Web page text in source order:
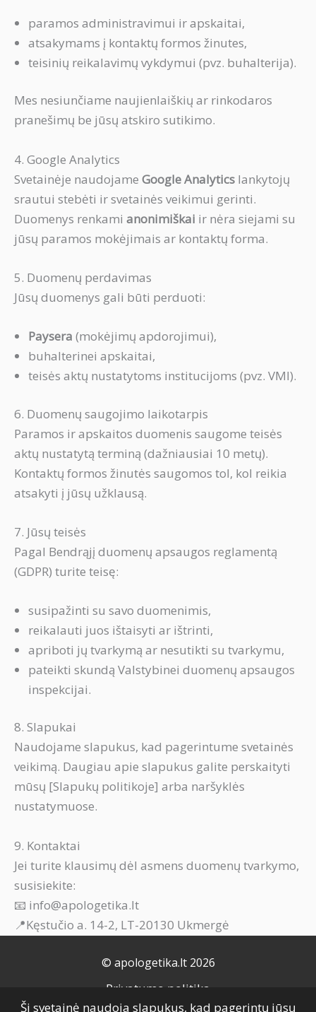
paramos administravimui ir apskaitai,
atsakymams į kontaktų formos žinutes,
teisinių reikalavimų vykdymui (pvz. buhalterija).
Mes nesiunčiame naujienlaiškių ar rinkodaros
pranešimų be jūsų atskiro sutikimo.
4. Google Analytics
Svetainėje naudojame Google Analytics lankytojų
srautui stebėti ir svetainės veikimui gerinti.
Duomenys renkami anonimiškai ir nėra siejami su
jūsų paramos mokėjimais ar kontaktų forma.
5. Duomenų perdavimas
Jūsų duomenys gali būti perduoti:
Paysera (mokėjimų apdorojimui),
buhalterinei apskaitai,
teisės aktų nustatytoms institucijoms (pvz. VMI).
6. Duomenų saugojimo laikotarpis
Paramos ir apskaitos duomenis saugome teisės
aktų nustatytą terminą (dažniausiai 10 metų).
Kontaktų formos žinutės saugomos tol, kol reikia
atsakyti į jūsų užklausą.
7. Jūsų teisės
Pagal Bendrąjį duomenų apsaugos reglamentą
(GDPR) turite teisę:
susipažinti su savo duomenimis,
reikalauti juos ištaisyti ar ištrinti,
apriboti jų tvarkymą ar nesutikti su tvarkymu,
pateikti skundą Valstybinei duomenų apsaugos
inspekcijai.
8. Slapukai
Naudojame slapukus, kad pagerintume svetainės
veikimą. Daugiau apie slapukus galite perskaityti
mūsų [Slapukų politikoje] arba naršyklės
nustatymuose.
9. Kontaktai
Jei turite klausimų dėl asmens duomenų tvarkymo,
susisiekite:
📧 info@apologetika.lt
📍Kęstučio a. 14-2, LT-20130 Ukmergė
© apologetika.lt 2026
Privatumo politika
Naudojimo taisyklės
Ši svetainė naudoja slapukus, kad pagerintų jūsų